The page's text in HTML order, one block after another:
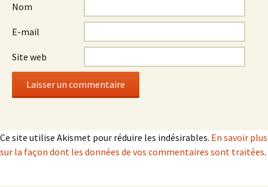
Nom
E-mail
Site web
Ce site utilise Akismet pour réduire les indésirables. En savoir plus
sur la façon dont les données de vos commentaires sont traitées.